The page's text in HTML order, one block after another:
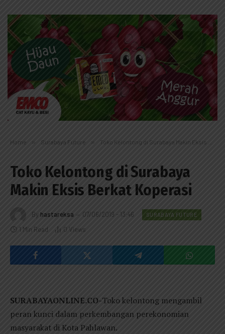
Home » Surabaya Future » Toko Kelontong di Surabaya Makin Eksis Berkat Koperasi
Toko Kelontong di Surabaya
Makin Eksis Berkat Koperasi
By hastareksa 07/06/2019 - 13:46 SURABAYA FUTURE
1 Min Read 0 Views
SURABAYAONLINE.CO-Toko kelontong mengambil
peran kunci dalam perkembangan perekonomian
masyarakat di Kota Pahlawan.